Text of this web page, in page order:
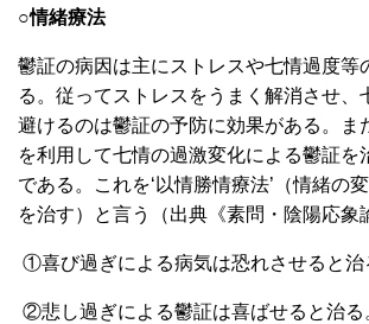
○情緒療法
鬱証の病因は主にストレスや七情過度等
る。従ってストレスをうまく解消させ、
避けるのは鬱証の予防に効果がある。ま
を利用して七情の過激変化による鬱証を
である。これを‘以情勝情療法’（情緒の
を治す）と言う（出典《素問・陰陽応象
①喜び過ぎによる病気は恐れさせると治
②悲し過ぎによる鬱証は喜ばせると治る